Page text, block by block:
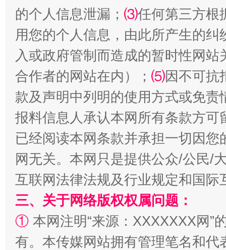
揭批美国五大"原罪" "炒
解纷+调解+退费，一次搞定
的个人信息泄漏； ⑶任何第三方根
用您的个人信息，由此所产生的纠
入或政府管制而造成的暂时性网
合作者的网站在内）； ⑸因不可抗
款及声明中列明的使用方式或免责
报料信息人承认本网所有条款方
已经阅读本网条款并承担一切因
网无关。本网只是提供公众/公民/
互联网法律法规及行业规定和国
三、关于网络版权权属问题：
① 本网注明“来源：XXXXXXX网”
有。本传媒网站拥有管理笔名和